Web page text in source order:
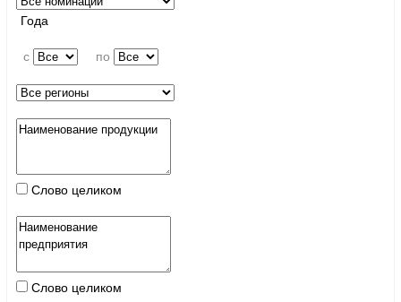
Года
c по
Слово целиком
Слово целиком